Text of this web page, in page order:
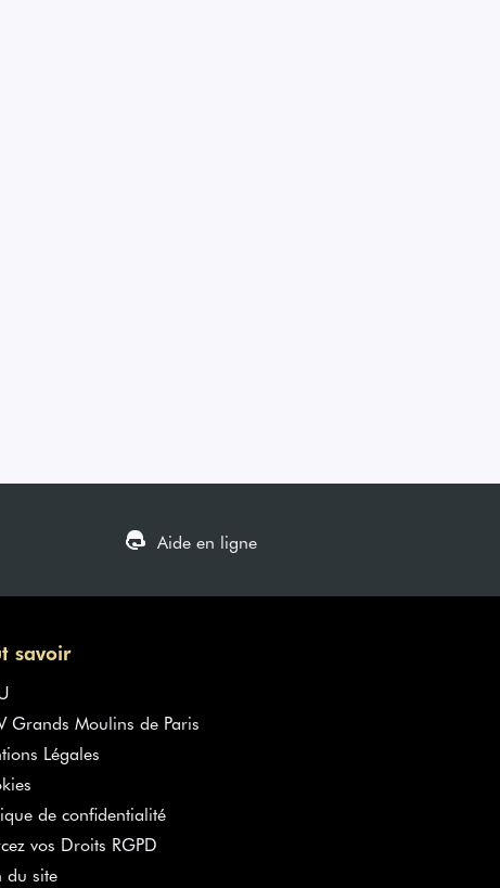
Aide en ligne
savoir
Grands Moulins de Paris
Légales
de confidentialité
vos Droits RGPD
du site